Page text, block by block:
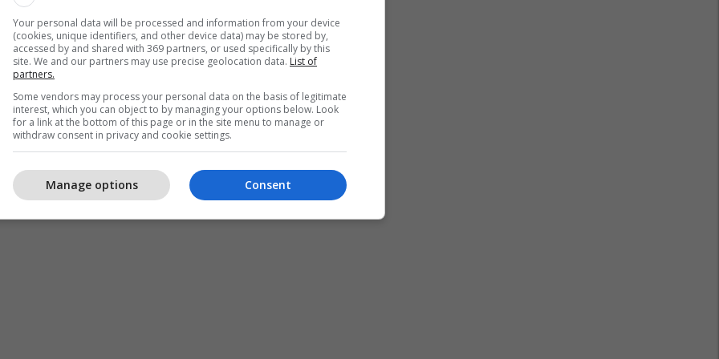
me rrezikshmëri të lartë dhe mbrojtjen e
ka thënë ai.
e Republikës së Kosovës do të ndikojë në
shtetërore për përballimin e kërcënimeve të
së Kosovës do të forcojë ndjeshëm
për parandalim, menaxhim dhe neutralizim të
sigurinë e qytetarëve dhe integritetin
përfundoi Sveçla. /Telegrafi/
Your personal data will be processed and information from your device
(cookies, unique identifiers, and other device data) may be stored by,
accessed by and shared with 369 partners, or used specifically by this
site. We and our partners may use precise geolocation data. List of
partners.
Some vendors may process your personal data on the basis of legitimate
interest, which you can object to by managing your options below. Look
for a link at the bottom of this page or in the site menu to manage or
withdraw consent in privacy and cookie settings.
Consent
Manage options